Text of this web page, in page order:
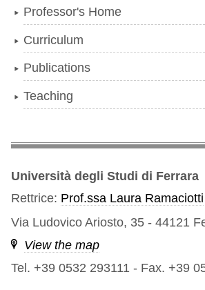
Professor's Home
Curriculum
Publications
Teaching
Università degli Studi di Ferrara
Rettrice: Prof.ssa Laura Ramaciotti
Via Ludovico Ariosto, 35 - 44121
View the map
Tel. +39 0532 293111 - Fax. +39